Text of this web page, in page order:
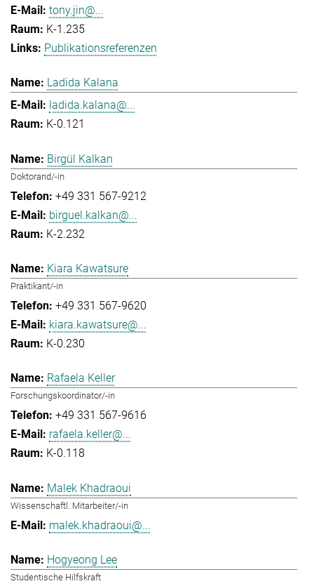
tony.jin@...
K-1.235
Publikationsreferenzen
Ladida Kalana
ladida.kalana@...
K-0.121
Birgül Kalkan
Doktorand/-in
+49 331 567-9212
birguel.kalkan@...
K-2.232
Kiara Kawatsure
Praktikant/-in
+49 331 567-9620
kiara.kawatsure@...
K-0.230
Rafaela Keller
Forschungskoordinator/-in
+49 331 567-9616
rafaela.keller@...
K-0.118
Malek Khadraoui
Wissenschaftl. Mitarbeiter/-in
malek.khadraoui@...
Hogyeong Lee
Studentische Hilfskraft